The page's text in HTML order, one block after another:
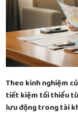
Theo kinh nghiệm
tiết kiệm tối thiểu
lưu động trong tài